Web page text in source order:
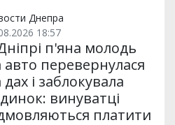
Днепра
18:57
п'яна молодь
авто перевернулася
дах і заблокувала
винуватці
платити